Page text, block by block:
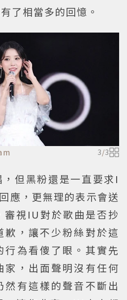
了相當多的回憶。
3/3
但黑粉還是一直要求I
應，更無理的表示會送
審視IU對於歌曲是否抄
歉，讓不少粉絲對於這
行為看傻了眼。其實先
家，出面聲明沒有任何
有這樣的聲音不斷出